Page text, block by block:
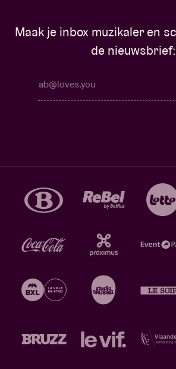
Maak je inbox muzikaler en
de nieuwsbrief: